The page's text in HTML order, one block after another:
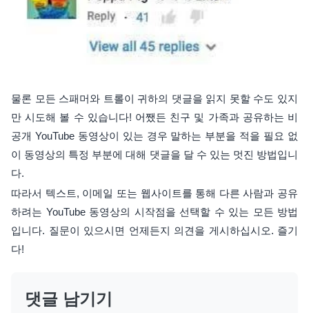
물론 모든 스패머와 트롤이 귀하의 댓글을 읽지 못할 수도 있지
만 시도해 볼 수 있습니다! 어쨌든 친구 및 가족과 공유하는 비
공개 YouTube 동영상이 있는 경우 말하는 부분을 적을 필요 없
이 동영상의 특정 부분에 대해 댓글을 달 수 있는 멋진 방법입니
다.
따라서 텍스트, 이메일 또는 웹사이트를 통해 다른 사람과 공유
하려는 YouTube 동영상의 시작점을 선택할 수 있는 모든 방법
입니다. 질문이 있으시면 언제든지 의견을 게시하십시오. 즐기
다!
댓글 남기기